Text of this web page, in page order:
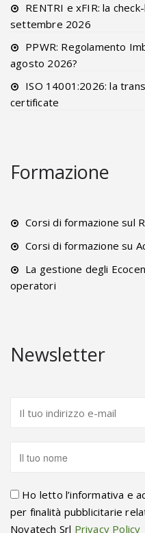
RENTRI e xFIR: la
settembre 2026
PPWR: Regolamento
agosto 2026?
ISO 14001:2026: la
certificate
Formazione
Corsi di formazione sul
Corsi di formazione su
La gestione degli
operatori
Newsletter
Ho letto l’informativa e
per finalità pubblicitarie
Novatech Srl Privacy Policy